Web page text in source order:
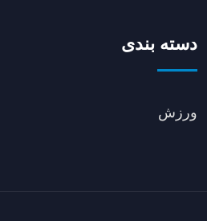
دسته بندی
ورزش